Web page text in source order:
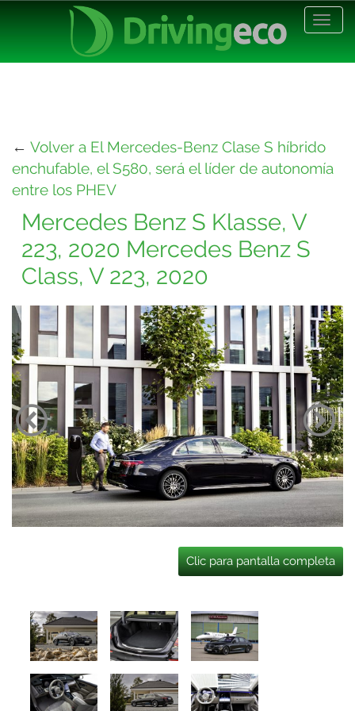
← Volver a El Mercedes-Benz Clase S híbrido
enchufable, el S580, será el líder de autonomía
entre los PHEV
Mercedes Benz S Klasse, V
223, 2020 Mercedes Benz S
Class, V 223, 2020
Clic para pantalla completa